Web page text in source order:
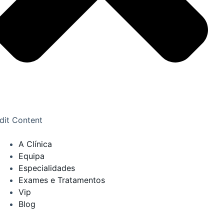
Content
A Clínica
Equipa
Especialidades
Exames e Tratamentos
Vip
Blog